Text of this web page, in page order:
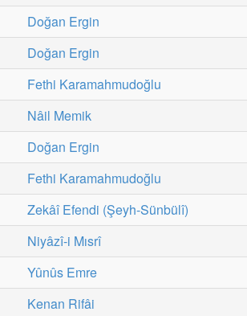
Doğan Ergin
Doğan Ergin
Fethi Karamahmudoğlu
Nâil Memik
Doğan Ergin
Fethi Karamahmudoğlu
Zekâî Efendi (Şeyh-Sünbülî)
Niyâzî-i Mısrî
Yûnûs Emre
Kenan Rifâi